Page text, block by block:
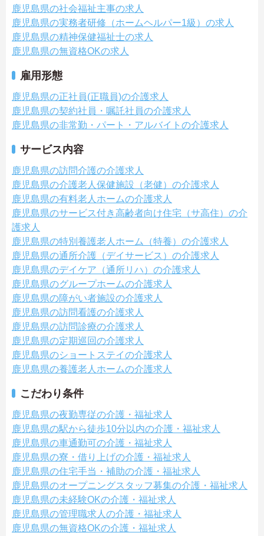
鹿児島県の社会福祉主事の求人
鹿児島県の実務者研修（ホームヘルパー1級）の求人
鹿児島県の精神保健福祉士の求人
鹿児島県の無資格OKの求人
雇用形態
鹿児島県の正社員(正職員)の介護求人
鹿児島県の契約社員・嘱託社員の介護求人
鹿児島県の非常勤・パート・アルバイトの介護求人
サービス内容
鹿児島県の訪問介護の介護求人
鹿児島県の介護老人保健施設（老健）の介護求人
鹿児島県の有料老人ホームの介護求人
鹿児島県のサービス付き高齢者向け住宅（サ高住）の介
護求人
鹿児島県の特別養護老人ホーム（特養）の介護求人
鹿児島県の通所介護（デイサービス）の介護求人
鹿児島県のデイケア（通所リハ）の介護求人
鹿児島県のグループホームの介護求人
鹿児島県の障がい者施設の介護求人
鹿児島県の訪問看護の介護求人
鹿児島県の訪問診療の介護求人
鹿児島県の定期巡回の介護求人
鹿児島県のショートステイの介護求人
鹿児島県の養護老人ホームの介護求人
こだわり条件
鹿児島県の夜勤専従の介護・福祉求人
鹿児島県の駅から徒歩10分以内の介護・福祉求人
鹿児島県の車通勤可の介護・福祉求人
鹿児島県の寮・借り上げの介護・福祉求人
鹿児島県の住宅手当・補助の介護・福祉求人
鹿児島県のオープニングスタッフ募集の介護・福祉求人
鹿児島県の未経験OKの介護・福祉求人
鹿児島県の管理職求人の介護・福祉求人
鹿児島県の無資格OKの介護・福祉求人